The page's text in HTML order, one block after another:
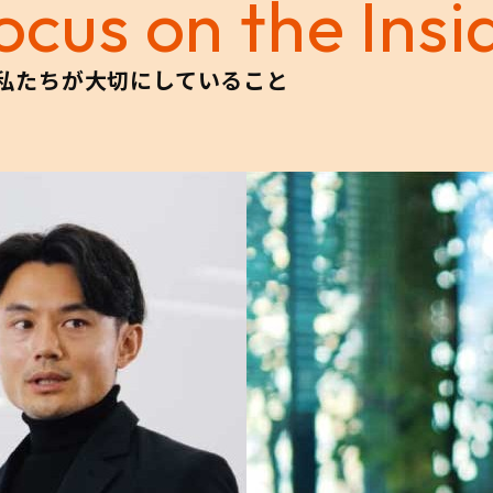
on the
ちが大切にしていること